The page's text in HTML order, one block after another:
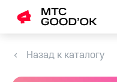
Назад к каталогу